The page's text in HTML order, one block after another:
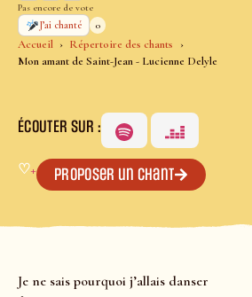
Accueil
Répertoire des chants
Mon amant de Saint-Jean - Lucienne Delyle
Pas encore de vote
J’ai chanté
0
ÉCOUTER SUR :
♡+ Proposer un chant
Je ne sais pourquoi j’allais danser